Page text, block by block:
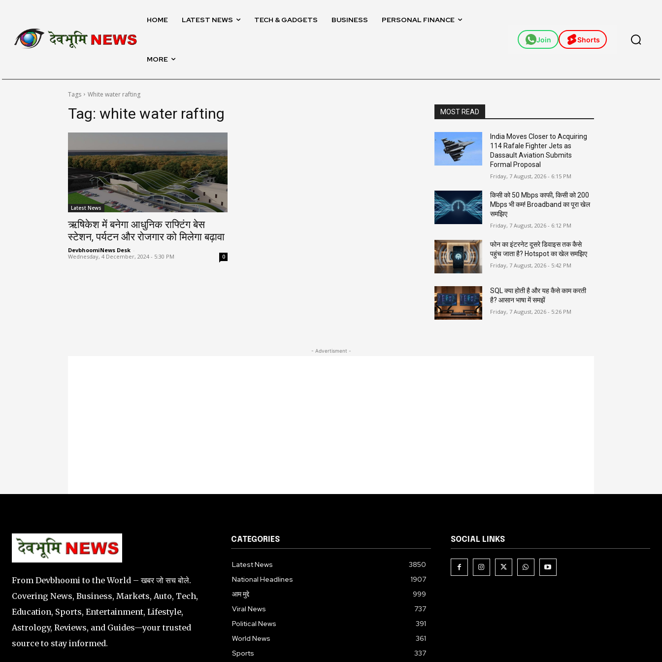
HOME LATEST NEWS TECH & GADGETS BUSINESS PERSONAL FINANCE
MORE
Join Shorts
Tags White water rafting
Tag: white water rafting
Latest News
ऋषिकेश में बनेगा आधुनिक राफ्टिंग बेस
स्टेशन, पर्यटन और रोजगार को मिलेगा बढ़ावा
DevbhoomiNews Desk -
Wednesday, 4 December, 2024 - 5:30 PM
0
MOST READ
India Moves Closer to Acquiring
114 Rafale Fighter Jets as
Dassault Aviation Submits
Formal Proposal
Friday, 7 August, 2026 - 6:15 PM
किसी को 50 Mbps काफी, किसी को 200
Mbps भी कम! Broadband का पूरा खेल
समझिए
Friday, 7 August, 2026 - 6:12 PM
फोन का इंटरनेट दूसरे डिवाइस तक कैसे
पहुंच जाता है? Hotspot का खेल समझिए
Friday, 7 August, 2026 - 5:42 PM
SQL क्या होती है और यह कैसे काम करती
है? आसान भाषा में समझें
Friday, 7 August, 2026 - 5:26 PM
- Advertisment -
From Devbhoomi to the World – खबर जो सच बोले.
Covering News, Business, Markets, Auto, Tech,
Education, Sports, Entertainment, Lifestyle,
Astrology, Reviews, and Guides—your trusted
source to stay informed.
CATEGORIES
Latest News
3850
National Headlines
1907
आम मुद्दे
999
Viral News
737
Political News
391
World News
361
Sports
337
SOCIAL LINKS